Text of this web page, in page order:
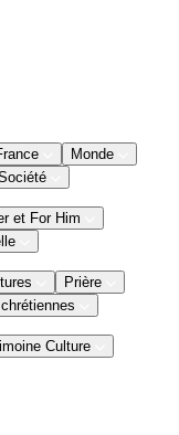
Monde
et For Him
Prière
Culture